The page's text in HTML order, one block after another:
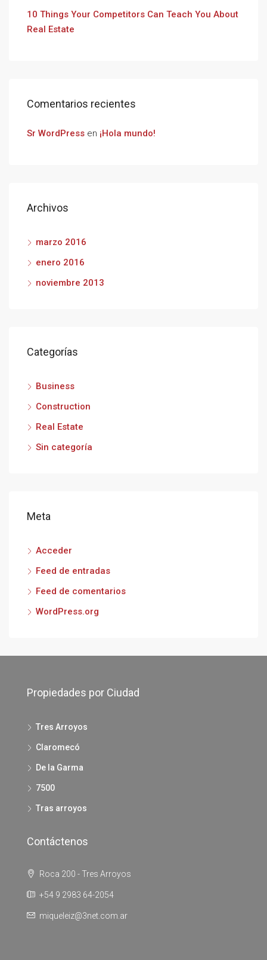
10 Things Your Competitors Can Teach You About
Real Estate
Comentarios recientes
Sr WordPress en ¡Hola mundo!
Archivos
marzo 2016
enero 2016
noviembre 2013
Categorías
Business
Construction
Real Estate
Sin categoría
Meta
Acceder
Feed de entradas
Feed de comentarios
WordPress.org
Propiedades por Ciudad
Tres Arroyos
Claromecó
De la Garma
7500
Tras arroyos
Contáctenos
Roca 200 - Tres Arroyos
+54 9 2983 64-2054
miqueleiz@3net.com.ar